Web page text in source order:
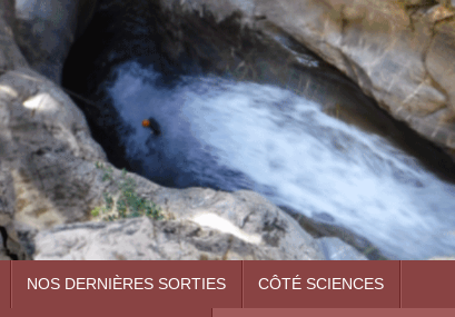
NOS DERNIÈRES SORTIES CÔTÉ SCIENCES